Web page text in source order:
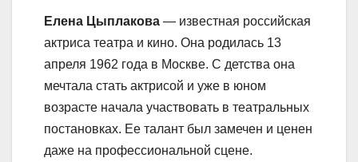
Елена Цыплакова — известная российская
актриса театра и кино. Она родилась 13
апреля 1962 года в Москве. С детства она
мечтала стать актрисой и уже в юном
возрасте начала участвовать в театральных
постановках. Ее талант был замечен и ценен
даже на профессиональной сцене.